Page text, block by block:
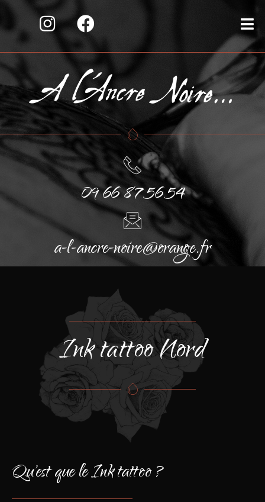
09 66 87 56 54
a-l-ancre-noire@orange.fr
Ink tattoo Nord
Qu'est que le Ink tattoo ?